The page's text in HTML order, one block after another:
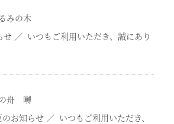
みの木
せ／ いつもご利用いただき、誠にあり
舟 囀
お知らせ／ いつもご利用いただき、